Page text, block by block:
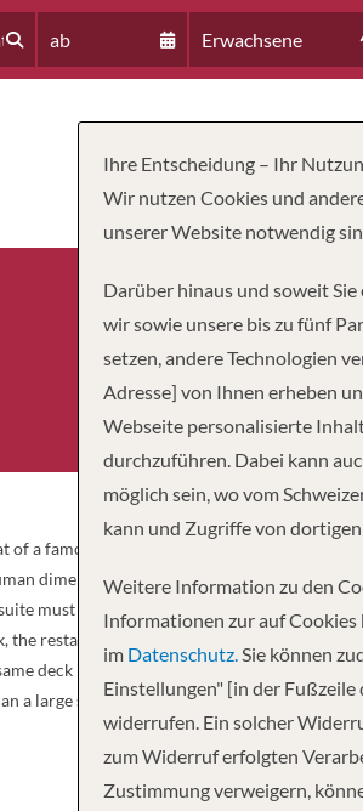
ab Erwachsene
LÄNGE
361 FUSS
of a famous writer, but also that of this
dimension, measuring 110 meters long
must be added) has all the amenities and
the restaurant, where are served all meals
deck is also the spectacular lounge-bar
a large shaded area.
Ihre Entscheidung – Ihr
Wir nutzen Cookies und
unserer Website notwendig
Darüber hinaus und soweit
wir sowie unsere bis zu fünf
setzen, andere Technologien
Adresse] von Ihnen erheben
Webseite personalisierte
durchzuführen. Dabei kann
möglich sein, wo vom
kann und Zugriffe von
Weitere Information zu den
Informationen zur auf
im Datenschutz.Sie können
Einstellungen" [in der
widerrufen. Ein solcher
zum Widerruf erfolgten
Zustimmung verweigern,